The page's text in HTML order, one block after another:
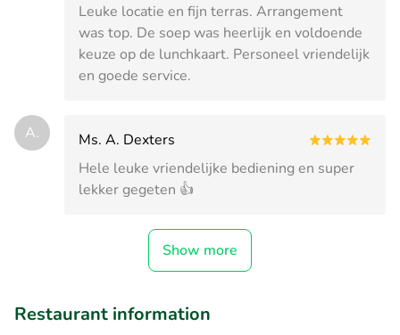
Leuke locatie en fijn terras. Arrangement
was top. De soep was heerlijk en voldoende
keuze op de lunchkaart. Personeel vriendelijk
en goede service.
A.
Ms. A. Dexters
Hele leuke vriendelijke bediening en super
lekker gegeten 👍
Show more
Restaurant information